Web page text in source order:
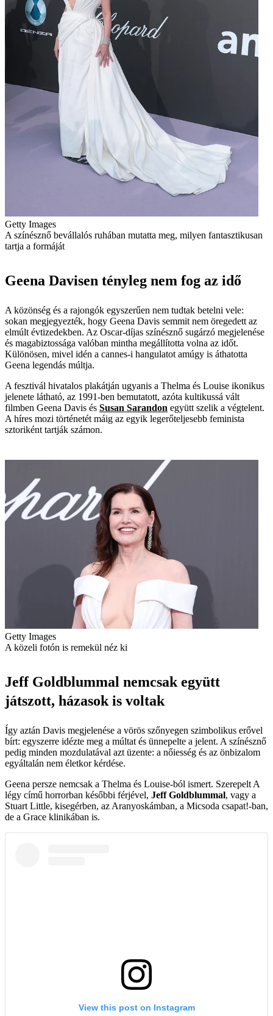
Getty Images
A színésznő bevállalós ruhában mutatta meg, milyen fantasztikusan
tartja a formáját
Geena Davisen tényleg nem fog az idő
A közönség és a rajongók egyszerűen nem tudtak betelni vele:
sokan megjegyezték, hogy Geena Davis semmit nem öregedett az
elmúlt évtizedekben. Az Oscar-díjas színésznő sugárzó megjelenése
és magabiztossága valóban mintha megállította volna az időt.
Különösen, mivel idén a cannes-i hangulatot amúgy is áthatotta
Geena legendás múltja.
A fesztivál hivatalos plakátján ugyanis a Thelma és Louise ikonikus
jelenete látható, az 1991-ben bemutatott, azóta kultikussá vált
filmben Geena Davis és Susan Sarandon együtt szelik a végtelent.
A híres mozi történetét máig az egyik legerőteljesebb feminista
sztoriként tartják számon.
Getty Images
A közeli fotón is remekül néz ki
Jeff Goldblummal nemcsak együtt
játszott, házasok is voltak
Így aztán Davis megjelenése a vörös szőnyegen szimbolikus erővel
bírt: egyszerre idézte meg a múltat és ünnepelte a jelent. A színésznő
pedig minden mozdulatával azt üzente: a nőiesség és az önbizalom
egyáltalán nem életkor kérdése.
Geena persze nemcsak a Thelma és Louise-ból ismert. Szerepelt A
légy című horrorban későbbi férjével, Jeff Goldblummal, vagy a
Stuart Little, kisegérben, az Aranyoskámban, a Micsoda csapat!-ban,
de a Grace klinikában is.